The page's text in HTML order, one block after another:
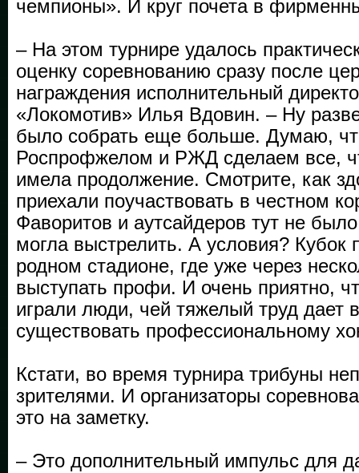
чемпионы». И круг почета в
– На этом турнире удалось
оценку соревнованию сразу после
награждения исполнительный
«Локомотив» Илья Вдовин. – Ну
было собрать еще больше. Думаю,
Роспрофжелом и РЖД сделаем все,
имела продолжение. Смотрите, как
приехали поучаствовать в честном
Фаворитов и аутсайдеров тут не
могла выстрелить. А условия?
родном стадионе, где уже через
выступать профи. И очень приятно,
играли люди, чей тяжелый труд дает
существовать профессиональному
Кстати, во время турнира трибуны
зрителями. И организаторы
это на заметку.
– Это дополнительный импульс для